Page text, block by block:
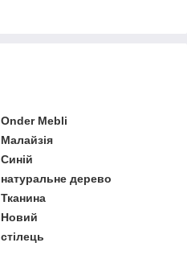
Onder Mebli
Малайзія
Синій
натуральне дерево
Тканина
Новий
стілець